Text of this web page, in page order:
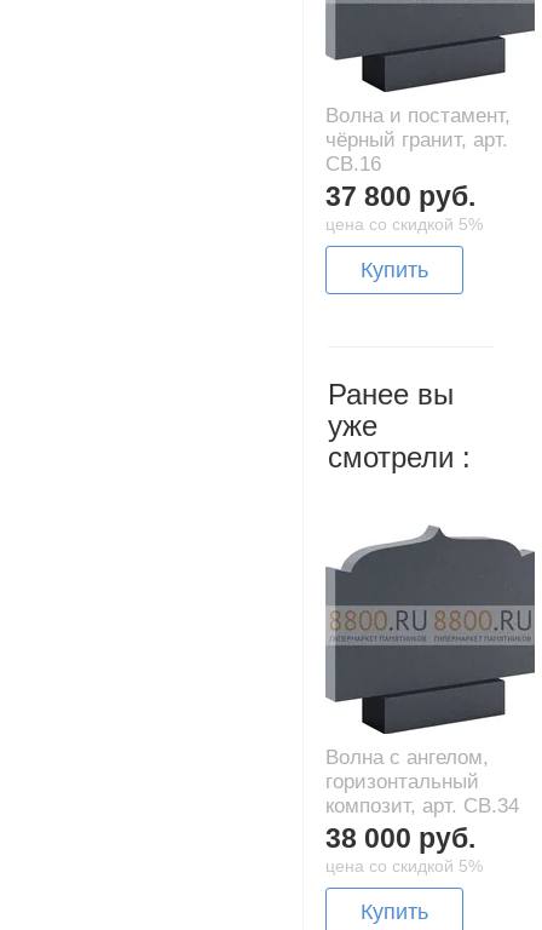
Волна и постамент,
чёрный гранит, арт.
CB.16
37 800 руб.
цена со скидкой 5%
Купить
Ранее вы
уже
смотрели :
Волна с ангелом,
горизонтальный
композит, арт. CB.34
38 000 руб.
цена со скидкой 5%
Купить